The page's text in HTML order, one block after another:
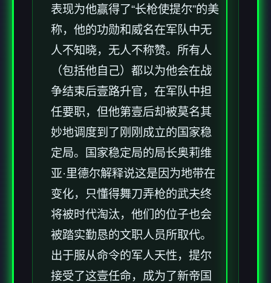
表现为他赢得了“长枪使提尔”的美
称，他的功勋和威名在军队中无
人不知晓，无人不称赞。所有人
（包括他自己）都以为他会在战
争结束后壹路升官，在军队中担
任要职，但他第壹后却被莫名其
妙地调度到了刚刚成立的国家稳
定局。国家稳定局的局长奥莉维
亚·里德尔解释说这是因为地带在
变化，只懂得舞刀弄枪的武夫终
将被时代淘汰，他们的位子也会
被踏实勤恳的文职人员所取代。
出于服从命令的军人天性，提尔
接受了这壹任命，成为了新帝国